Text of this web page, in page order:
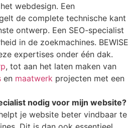
webdesign. Een
de complete technische kant
ontwerp. Een SEO-specialist
in de zoekmachines. BEWISE
expertises onder één dak.
, tot aan het laten maken van
en maatwerk projecten met een
nodig voor mijn website?
je website beter vindbaar te